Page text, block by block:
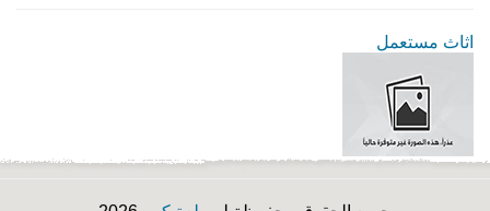
اثاث مستعمل